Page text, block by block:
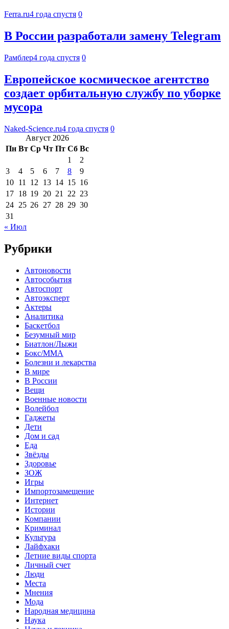
Ferra.ru4 года спустя 0
В России разработали замену Telegram
Рамблер4 года спустя 0
Европейское космическое агентство
создает орбитальную службу по уборке
мусора
Naked-Science.ru4 года спустя 0
Август 2026
Пн Вт Ср Чт Пт Сб Вс
1
2
3
4 5 6 7 8
9
10 11 12 13 14 15 16
17 18 19 20 21 22 23
24 25 26 27 28 29 30
31
« Июл
Рубрики
Автоновости
Автособытия
Автоспорт
Автоэксперт
Актеры
Аналитика
Баскетбол
Безумный мир
Биатлон/Лыжи
Бокс/MMA
Болезни и лекарства
В мире
В России
Вещи
Военные новости
Волейбол
Гаджеты
Дети
Дом и сад
Еда
Звёзды
Здоровье
ЗОЖ
Игры
Импортозамещение
Интернет
Истории
Компании
Криминал
Культура
Лайфхаки
Летние виды спорта
Личный счет
Люди
Места
Мнения
Мода
Народная медицина
Наука